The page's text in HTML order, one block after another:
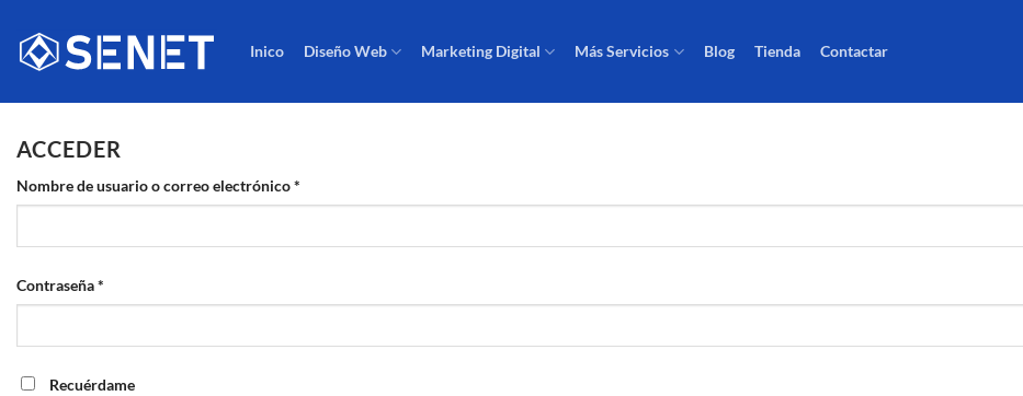
contenido
Inico Diseño Web Marketing Digital Más Servicios Blog Tienda Contactar
ACCEDER
Nombre de usuario o correo electrónico*
Contraseña*
Recuérdame